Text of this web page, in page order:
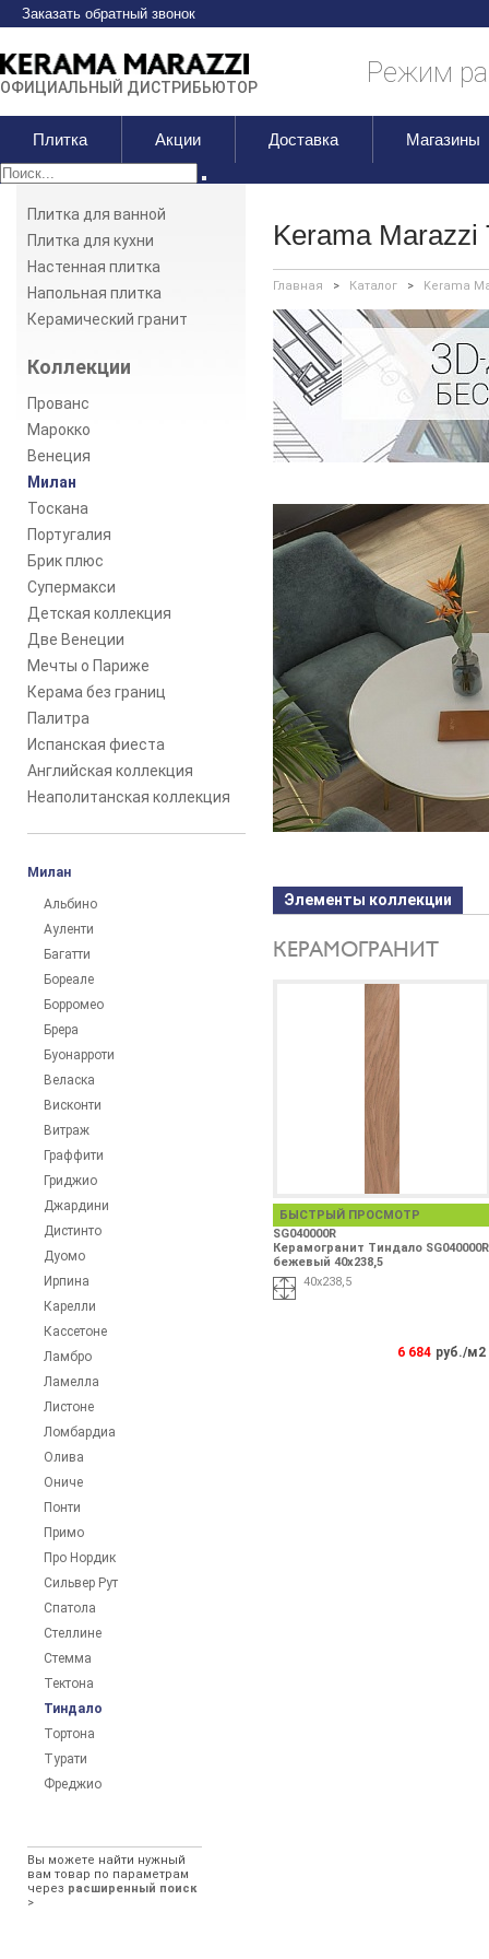
Заказать обратный звонок
ОФИЦИАЛЬНЫЙ ДИСТРИБЬЮТОР Режим
Плитка Акции Доставка Магазины
Плитка для ванной
Плитка для кухни
Настенная плитка
Напольная плитка
Керамический гранит
Коллекции
Прованс
Марокко
Венеция
Милан
Тоскана
Португалия
Брик плюс
Супермакси
Детская коллекция
Две Венеции
Мечты о Париже
Керама без границ
Палитра
Испанская фиеста
Английская коллекция
Неаполитанская коллекция
Милан
Альбино
Ауленти
Багатти
Бореале
Борромео
Брера
Буонарроти
Веласка
Висконти
Витраж
Граффити
Гриджио
Джардини
Дистинто
Дуомо
Ирпина
Карелли
Кассетоне
Ламбро
Ламелла
Листоне
Ломбардиа
Олива
Ониче
Понти
Примо
Про Нордик
Сильвер Рут
Спатола
Стеллине
Стемма
Тектона
Тиндало
Тортона
Турати
Фреджио
Вы можете найти нужный
вам товар по параметрам
через расширенный поиск
>
Kerama Marazzi
Главная > Каталог > Kerama
Элементы коллекции
КЕРАМОГРАНИТ
БЫСТРЫЙ ПРОСМОТР
SG040000R
Керамогранит Тиндало SG040000R
бежевый 40х238,5
40х238,5
6 684 руб./м2